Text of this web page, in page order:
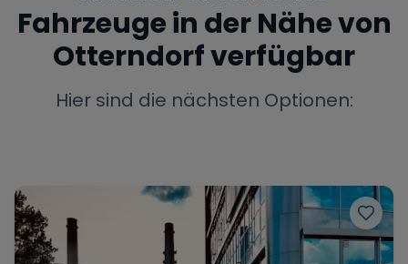
Fahrzeuge in der Nähe von
Otterndorfverfügbar
Hier sind die nächsten Optionen: